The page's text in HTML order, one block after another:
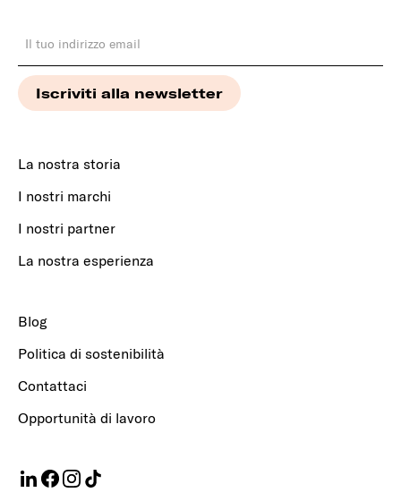
La nostra storia
I nostri marchi
I nostri partner
La nostra esperienza
Blog
Politica di sostenibilità
Contattaci
Opportunità di lavoro